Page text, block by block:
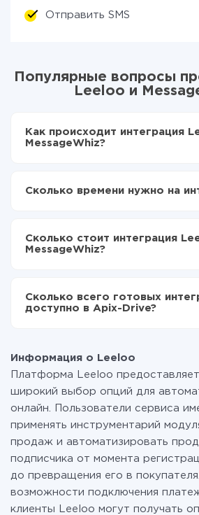
Отправить SMS
Популярные вопросы
Leeloo и
Как происходит интеграция
MessageWhiz?
Выбираете какие данные
Теперь данные будут
передаваться из Leeloo в
Сколько времени нужно на
отличаться и составлять от 5-ти
среднем настройка занимает 10-15
Сколько стоит интеграция
MessageWhiz?
функционал. Вы оплачиваете
данных, которые по факту
перейти на платный, при
о тарифах .
Сколько всего готовых
доступно в Apix-Drive?
Информация о Leeloo
Платформа Leeloo
широкий выбор опций для
онлайн. Пользователи сервиса
применять инструментарий
продаж и автоматизировать
подписчика от момента
до превращения его в
возможности подключения
клиенты Leeloo могут получать